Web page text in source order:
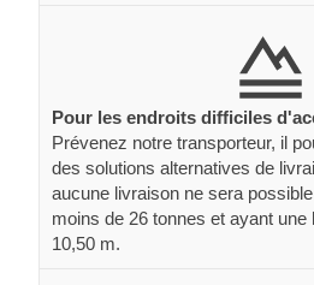
Pour les endroits difficiles
Prévenez notre transporteur, il
des solutions alternatives de
aucune livraison ne sera
moins de 26 tonnes et ayant une
10,50 m.